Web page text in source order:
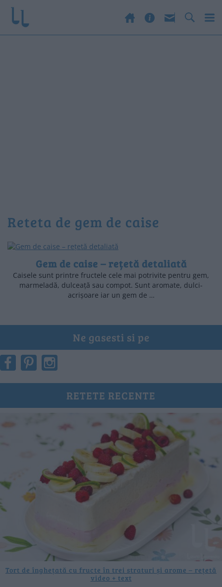
reteta de gem de caise
Gem de caise – rețetă detaliată
Caisele sunt printre fructele cele mai potrivite pentru gem,
marmeladă, dulceață sau compot. Sunt aromate, dulci-
acrișoare iar un gem de …
Ne gasesti si pe
RETETE RECENTE
Tort de înghețată cu fructe în trei straturi și arome – rețetă
video + text